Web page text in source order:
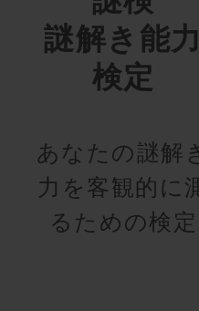
謎解き能
検定
あなたの謎解
力を客観的に
るための検定